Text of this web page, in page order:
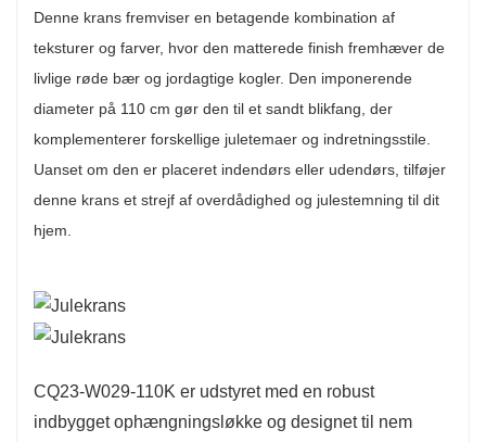
store rum, såsom store indgange, over pejse
eller som et slående midtpunkt, hvilket sikrer, at
den skaber en varm og festlig atmosfære i
ethvert miljø.
Denne krans er fremstillet af materialer af høj
kvalitet og designet til at være holdbar, så den
bevarer sin skønhed gennem flere
feriesæsoner. Det miljøvenlige design fremmer
fantastiske dekoration år efter år uden at gå på
kompromis med stilen. CQ23-W029-110K
anvendelighed, hvilket gør den til et værdsat
midtpunkt i din juledekoration.
Denne krans fremviser en betagende kombination af
teksturer og farver, hvor den matterede finish fremhæver de
livlige røde bær og jordagtige kogler. Den imponerende
diameter på 110 cm gør den til et sandt blikfang, der
komplementerer forskellige juletemaer og indretningsstile.
Uanset om den er placeret indendørs eller udendørs, tilføjer
denne krans et strejf af overdådighed og julestemning til dit
hjem.
CQ23-W029-110K er udstyret med en robust
indbygget ophængningsløkke og designet til nem